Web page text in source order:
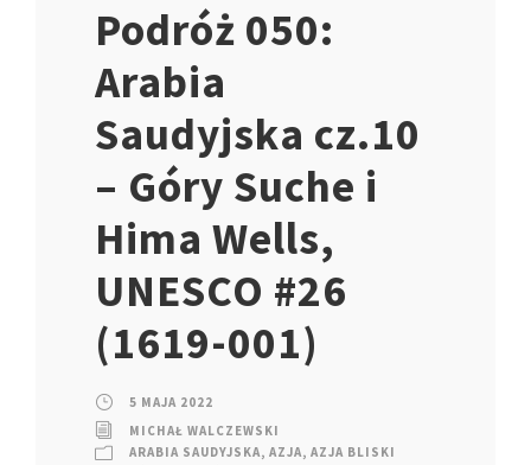
Podróż 050:
Arabia
Saudyjska cz.10
– Góry Suche i
Hima Wells,
UNESCO #26
(1619-001)
5 MAJA 2022
MICHAŁ WALCZEWSKI
ARABIA SAUDYJSKA, AZJA, AZJA BLISKI